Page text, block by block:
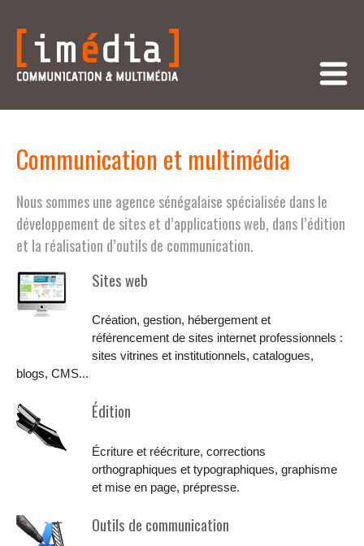
Communication et multimédia
Nous sommes une agence sénégalaise spécialisée dans le
développement de sites et d’applications web, dans l’édition
et la réalisation d’outils de communication.
Sites web
Création, gestion, hébergement et
référencement de sites internet professionnels :
sites vitrines et institutionnels, catalogues,
blogs, CMS...
Édition
Écriture et réécriture, corrections
orthographiques et typographiques, graphisme
et mise en page, prépresse.
Outils de communication